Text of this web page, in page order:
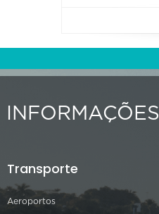
Transporte
Aeroportos